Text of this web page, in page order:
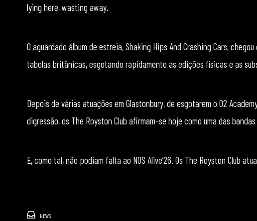
lying here, wasting away.
O aguardado álbum de estreia, Shaking Hips And Crashing Cars,
tabelas britânicas, esgotando rapidamente as edições físicas e as
Depois de várias atuações em Glastonbury, de esgotarem o O2
digressão, os The Royston Club afirmam-se hoje como uma das
E, como tal, não podiam falta ao NOS Alive’26. Os The Royston Club
NEWS